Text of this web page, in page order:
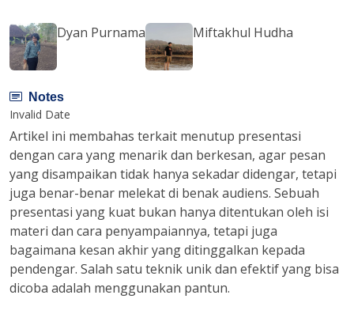
Dyan Purnama Miftakhul Hudha
Notes
Invalid Date
Artikel ini membahas terkait menutup presentasi
dengan cara yang menarik dan berkesan, agar pesan
yang disampaikan tidak hanya sekadar didengar, tetapi
juga benar-benar melekat di benak audiens. Sebuah
presentasi yang kuat bukan hanya ditentukan oleh isi
materi dan cara penyampaiannya, tetapi juga
bagaimana kesan akhir yang ditinggalkan kepada
pendengar. Salah satu teknik unik dan efektif yang bisa
dicoba adalah menggunakan pantun.